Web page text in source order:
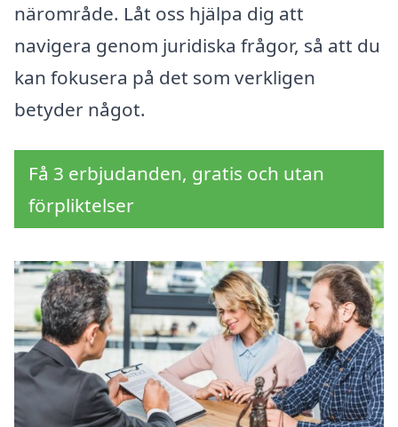
närområde. Låt oss hjälpa dig att
navigera genom juridiska frågor, så att du
kan fokusera på det som verkligen
betyder något.
Få 3 erbjudanden, gratis och utan
förpliktelser